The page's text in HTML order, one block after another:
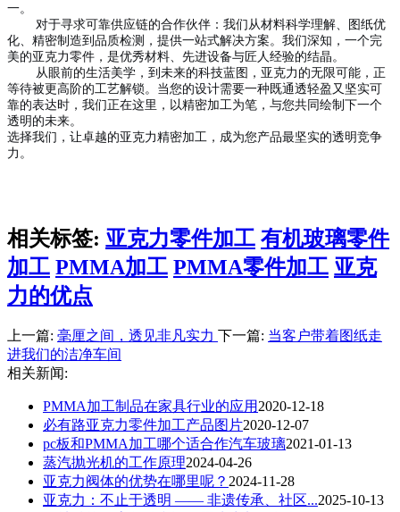
一。
对于寻求可靠供应链的合作伙伴：我们从材料科学理解、图纸优
化、精密制造到品质检测，提供一站式解决方案。我们深知，一个完
美的亚克力零件，是优秀材料、先进设备与匠人经验的结晶。
从眼前的生活美学，到未来的科技蓝图，亚克力的无限可能，正
等待被更高阶的工艺解锁。当您的设计需要一种既通透轻盈又坚实可
靠的表达时，我们正在这里，以精密加工为笔，与您共同绘制下一个
透明的未来。
选择我们，让卓越的亚克力精密加工，成为您产品最坚实的透明竞争
力。
相关标签: 亚克力零件加工 有机玻璃零件
加工 PMMA加工 PMMA零件加工 亚克
力的优点
上一篇: 毫厘之间，透见非凡实力 下一篇: 当客户带着图纸走
进我们的洁净车间
相关新闻:
PMMA加工制品在家具行业的应用2020-12-18
必有路亚克力零件加工产品图片2020-12-07
pc板和PMMA加工哪个适合作汽车玻璃2021-01-13
蒸汽抛光机的工作原理2024-04-26
亚克力阀体的优势在哪里呢？ 2024-11-28
亚克力：不止于透明 —— 非遗传承、社区...2025-10-13